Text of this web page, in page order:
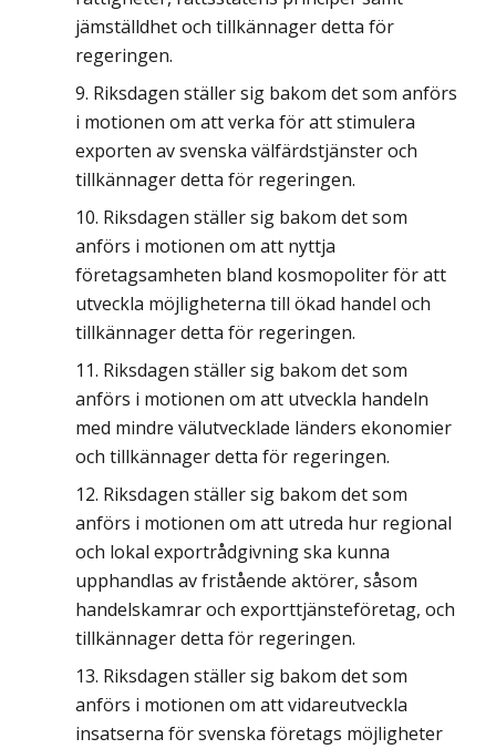
jämställdhet och tillkännager detta för
regeringen.
Riksdagen ställer sig bakom det som anförs
i motionen om att verka för att stimulera
exporten av svenska välfärdstjänster och
tillkännager detta för regeringen.
Riksdagen ställer sig bakom det som
anförs i motionen om att nyttja
företagsamheten bland kosmopoliter för att
utveckla möjligheterna till ökad handel och
tillkännager detta för regeringen.
Riksdagen ställer sig bakom det som
anförs i motionen om att utveckla handeln
med mindre välutvecklade länders ekonomier
och tillkännager detta för regeringen.
Riksdagen ställer sig bakom det som
anförs i motionen om att utreda hur regional
och lokal exportrådgivning ska kunna
upphandlas av fristående aktörer, såsom
handelskamrar och exporttjänsteföretag, och
tillkännager detta för regeringen.
Riksdagen ställer sig bakom det som
anförs i motionen om att vidareutveckla
insatserna för svenska företags möjligheter